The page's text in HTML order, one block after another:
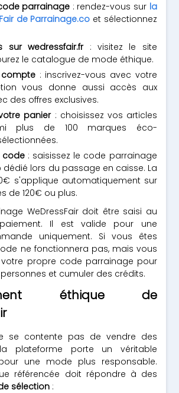
parrainage : rendez-vous sur la
de Parrainage.co et sélectionnez
sur wedressfair.fr: visitez le site
le catalogue de mode éthique.
: inscrivez-vous avec votre
vous donne aussi accès aux
des offres exclusives.
panier: choisissez vos articles
plus de 100 marques éco-
code: saisissez le code parrainage
lors du passage en caisse. La
s'applique automatiquement sur
de 120€ ou plus.
WeDressFair doit être saisi au
Il est valide pour une
uniquement. Si vous êtes
ne fonctionnera pas, mais vous
votre propre code parrainage pour
et cumuler des crédits.
éthique de
se contente pas de vendre des
plateforme porte un véritable
une mode plus responsable.
référencée doit répondre à des
sélection :